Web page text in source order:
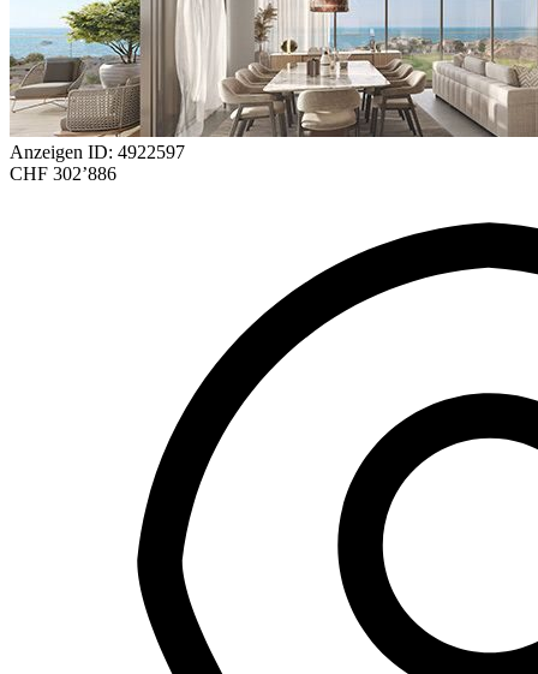
Anzeigen ID: 4922597
CHF 302’886